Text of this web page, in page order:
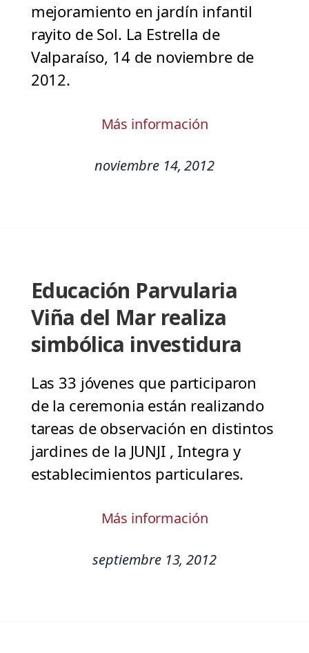
mejoramiento en jardín infantil
rayito de Sol. La Estrella de
Valparaíso, 14 de noviembre de
2012.
Más información
noviembre 14, 2012
Educación Parvularia
Viña del Mar realiza
simbólica investidura
Las 33 jóvenes que participaron
de la ceremonia están realizando
tareas de observación en distintos
jardines de la JUNJI , Integra y
establecimientos particulares.
Más información
septiembre 13, 2012